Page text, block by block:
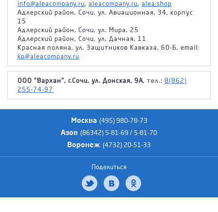
info@aleacompany.ru, aleacompany.ru, alea.shop
Адлерский район, Сочи, ул. Авиационная, 34, корпус
15
Адлерский район, Сочи, ул. Мира, 25
Адлерский район, Сочи, ул. Дачная, 11
Красная поляна, ул. Защитников Кавказа, 60-Б, email:
kp@aleacompany.ru
ООО "Вархан", г.Сочи, ул. Донская, 9А, тел.: 8(862)
255-74-97
Москва (495) 980-78-73
Азов (86342) 5-81-69 / 5-81-70
Воронеж (4732) 20-51-33
Поделиться